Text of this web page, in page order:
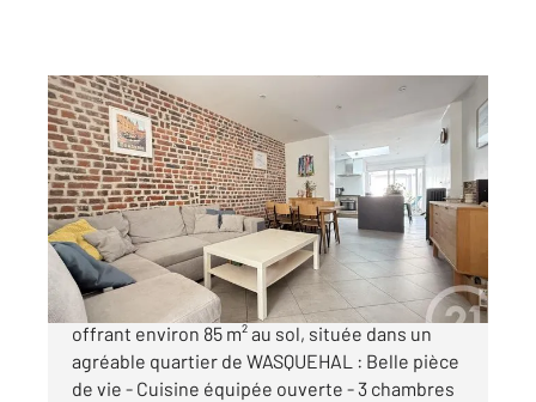
WASQUEHAL 59
80 m 2, 4 pièces
Ref : 1517
Maison à vendre
229 000 €
BELLE MAISON MITOYENNE des années 30
offrant environ 85 m² au sol, située dans un
agréable quartier de WASQUEHAL : Belle pièce
de vie - Cuisine équipée ouverte - 3 chambres